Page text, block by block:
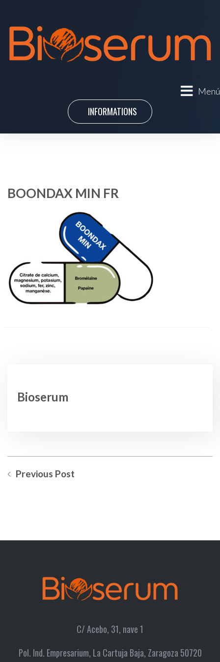
Menú
INFORMATIONS
BOONDAX MIN FR
Bioserum
Previous Post
C/ Acebo, 31, nave 1
Pol. Ind. Empresarium, La Cartuja Baja, Zaragoza 50720